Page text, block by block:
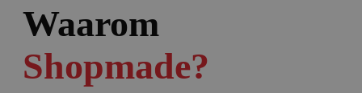
Waarom
Shopmade?